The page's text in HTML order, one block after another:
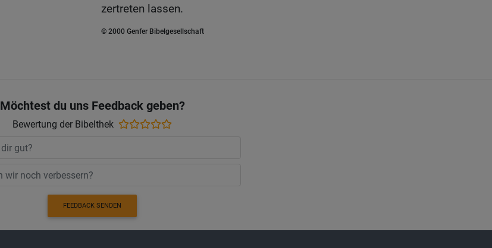
zertreten lassen.
© 2000 Genfer Bibelgesellschaft
Möchtest du uns Feedback geben?
Bewertung der Bibelthek
FEEDBACK SENDEN